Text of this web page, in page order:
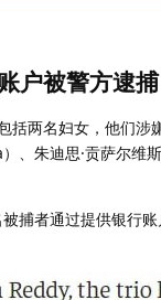
户被警方逮捕
两名妇女，他们涉
、朱迪思·贡萨尔维
捕者通过提供银行